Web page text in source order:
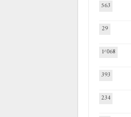
563
29
1٬068
393
234